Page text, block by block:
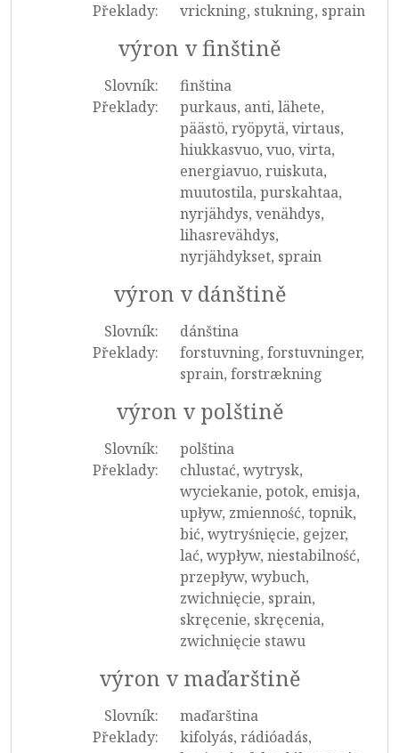
Překlady:
vrickning, stukning, sprain
výron v finštině
Slovník:
finština
Překlady:
purkaus, anti, lähete,
päästö, ryöpytä, virtaus,
hiukkasvuo, vuo, virta,
energiavuo, ruiskuta,
muutostila, purskahtaa,
nyrjähdys, venähdys,
lihasrevähdys,
nyrjähdykset, sprain
výron v dánštině
Slovník:
dánština
Překlady:
forstuvning, forstuvninger,
sprain, forstrækning
výron v polštině
Slovník:
polština
Překlady:
chlustać, wytrysk,
wyciekanie, potok, emisja,
upływ, zmienność, topnik,
bić, wytryśnięcie, gejzer,
lać, wypływ, niestabilność,
przepływ, wybuch,
zwichnięcie, sprain,
skręcenie, skręcenia,
zwichnięcie stawu
výron v maďarštině
Slovník:
maďarština
Překlady:
kifolyás, rádióadás,